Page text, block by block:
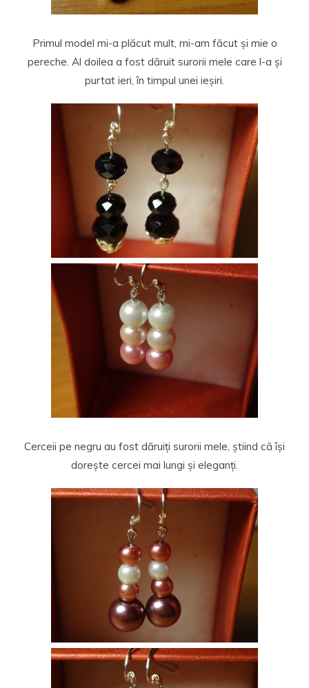
Primul model mi-a plăcut mult, mi-am făcut și mie o
pereche. Al doilea a fost dăruit surorii mele care l-a și
purtat ieri, în timpul unei ieșiri.
Cerceii pe negru au fost dăruiți surorii mele, știind că își
dorește cercei mai lungi și eleganți.